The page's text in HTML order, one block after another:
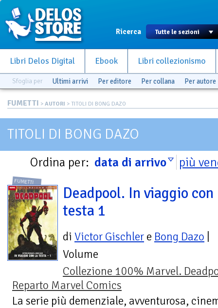
Ricerca
Libri Delos Digital Ebook Libri collezionismo
Sfoglia per Ultimi arrivi Per editore Per collana Per autore
FUMETTI > AUTORI > TITOLI DI BONG DAZO
TITOLI DI BONG DAZO
Ordina per: data di arrivo più
FUMETTI
Deadpool. In viaggio con
testa 1
di Victor Gischler e Bong Dazo
Volume
Collezione 100% Marvel.
Reparto Marvel Comics
La serie più demenziale, avventurosa,